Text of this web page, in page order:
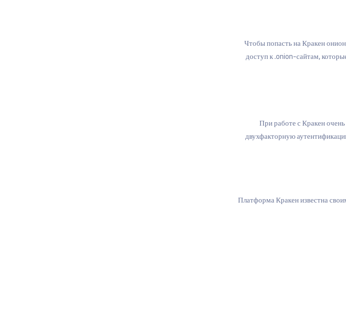
Чтобы попасть на Кракен
доступ к .onion-сайтам,
При работе с Кракен
двухфакторную
Платформа Кракен известна